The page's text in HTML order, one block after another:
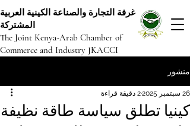
غرفة التجارة والصناعة الكينية العربية
المشتركة
The Joint Kenya-Arab Chamber of
Commerce and Industry JKACCI
منشور
كينيا تطلق سياسة طاقة نظيفة
26 سبتمبر 2025 2 دقيقة قراءة